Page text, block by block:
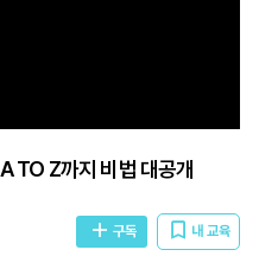
TO Z까지 비법 대공개
구독 내 교육